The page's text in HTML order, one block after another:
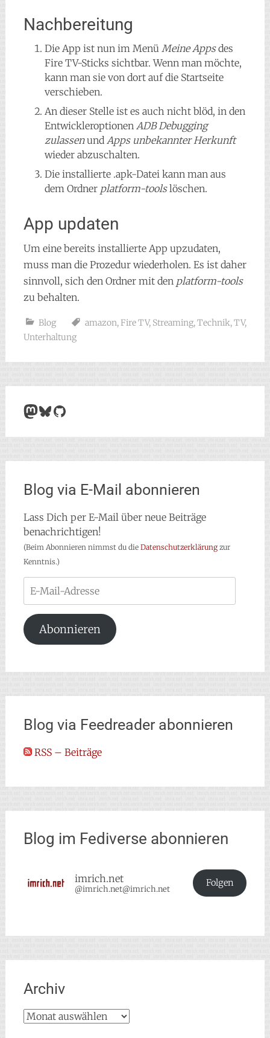
Nachbereitung
Die App ist nun im Menü Meine Appsdes
Fire TV-Sticks sichtbar. Wenn man möchte,
kann man sie von dort auf die Startseite
verschieben.
An dieser Stelle ist es auch nicht blöd, in den
Entwickleroptionen ADB Debugging
zulassenund Apps unbekannter Herkunft
wieder abzuschalten.
Die installierte .apk-Datei kann man aus
dem Ordner platform-toolslöschen.
App updaten
Um eine bereits installierte App upzudaten,
muss man die Prozedur wiederholen. Es ist daher
sinnvoll, sich den Ordner mit den platform-tools
zu behalten.
Blog amazon, Fire TV, Streaming,Technik,TV,
Unterhaltung
Mastodon
Bluesky
GitHub
Blog via E-Mail abonnieren
Lass Dich per E-Mail über neue Beiträge
benachrichtigen!
(Beim Abonnieren nimmst du die Datenschutzerklärungzur
Kenntnis.)
Mail-
Adresse
Abonnieren
Blog via Feedreader abonnieren
RSS – Beiträge
Blog im Fediverse abonnieren
imrich.net
@imrich.net@imrich.net
Folgen
Archiv
Archiv